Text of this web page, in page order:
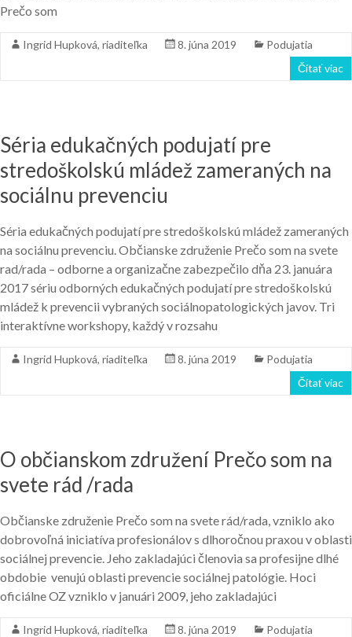
Prečo som
Ingrid Hupková, riaditeľka 8. júna 2019
Podujatia
Čítať viac
Séria edukačných podujatí pre
stredoškolskú mládež zameraných na
sociálnu prevenciu
Séria edukačných podujatí pre stredoškolskú mládež zameraných
na sociálnu prevenciu. Občianske združenie Prečo som na svete
rad/rada – odborne a organizačne zabezpečilo dňa 23. januára
2017 sériu odborných edukačných podujatí pre stredoškolskú
mládež k prevencii vybraných sociálnopatologických javov. Tri
interaktívne workshopy, každý v rozsahu
Ingrid Hupková, riaditeľka 8. júna 2019
Podujatia
Čítať viac
O občianskom združení Prečo som na
svete rád /rada
Občianske združenie Prečo som na svete rád/rada, vzniklo ako
dobrovoľná iniciatíva profesionálov s dlhoročnou praxou v oblasti
sociálnej prevencie. Jeho zakladajúci členovia sa profesijne dlhé
obdobie venujú oblasti prevencie sociálnej patológie. Hoci
oficiálne OZ vzniklo v januári 2009, jeho zakladajúci
Ingrid Hupková, riaditeľka 8. júna 2019
Podujatia